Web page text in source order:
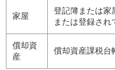
家屋
登記簿または家
または登録され
償却資
産
償却資産課税台